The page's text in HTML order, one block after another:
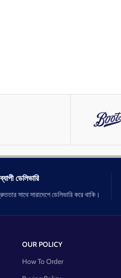
ডেলিভারি
সাথে সারাদেশে ডেলিভারি করে থাকি।
OUR POLICY
How To Order